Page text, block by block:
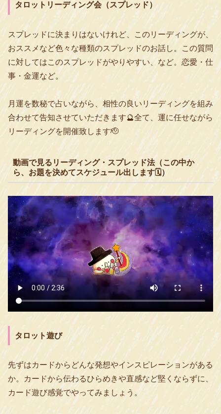
タロットリーディング会（スプレッド）
スプレッドに決まりはないけれど、このリーディングが、
おススメなど色々な種類のスプレッドのお話し。この質問
に対してはこのスプレッドがやりやすい、など。恋愛・仕
事・金運など。
月運を数秘で占いながら、相性の良いリーディングを組み
合わせて告知させていただきます🔮全て、運に任せながら
リーディングを開催致します🫡
動画で見るリーディング・スプレッド法（この中か
ら、お題を決めてスケジュール出します🗓️）
タロット遊び
先ずはカードからどんな発想やインスピレーションがある
か。カードから伝わるひらめきや直感など堅くならずに、
カード遊び感覚でやってみましょう。